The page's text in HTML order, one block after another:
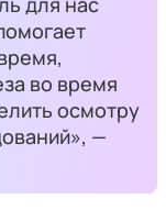
во время
осмотру
—